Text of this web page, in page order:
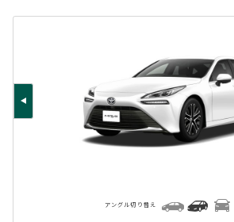
アングル切り替え